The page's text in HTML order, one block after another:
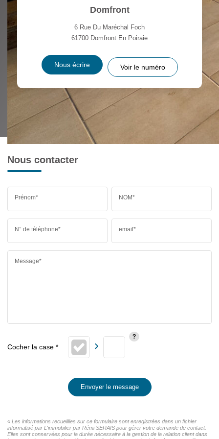
Domfront
6 Rue Du Maréchal Foch
61700 Domfront En Poiraie
Nous écrire Voir le numéro
Nous contacter
Prénom* NOM*
N° de téléphone* email*
Message*
Envoyer le message
« Les informations recueillies sur ce formulaire sont enregistrées dans un fichier
informatisé par L'immobilier par Rémi SERAIS pour gérer votre demande de contact.
Elles sont conservées pour la durée nécessaire à la gestion de la relation client dans